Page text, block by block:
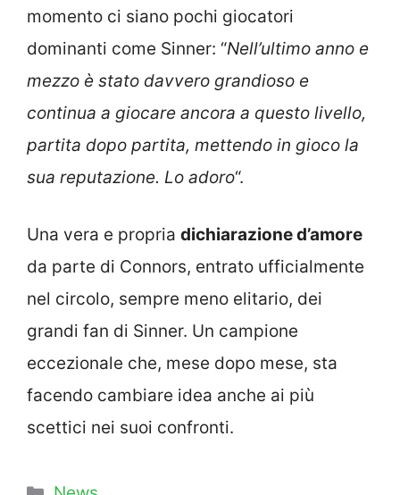
momento ci siano pochi giocatori
dominanti come Sinner: “Nell’ultimo anno e
mezzo è stato davvero grandioso e
continua a giocare ancora a questo livello,
partita dopo partita, mettendo in gioco la
sua reputazione. Lo adoro“.
Una vera e propria dichiarazione d’amore
da parte di Connors, entrato ufficialmente
nel circolo, sempre meno elitario, dei
grandi fan di Sinner. Un campione
eccezionale che, mese dopo mese, sta
facendo cambiare idea anche ai più
scettici nei suoi confronti.
Categorie